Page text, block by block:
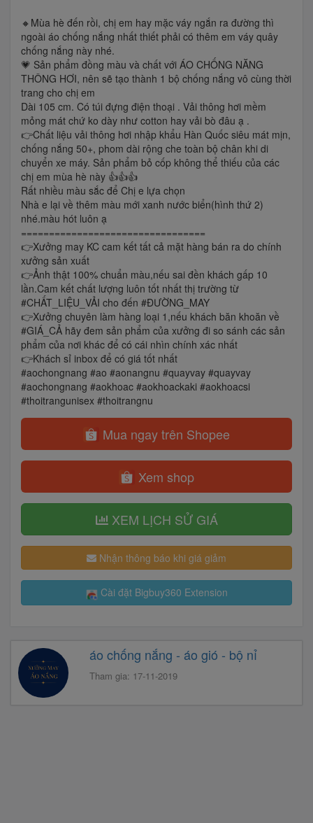
🔸Mùa hè đến rồi, chị em hay mặc váy ngắn ra đường thì
ngoài áo chống nắng nhất thiết phải có thêm em váy quây
chống nắng này nhé.
💗 Sản phẩm đồng màu và chất với ÁO CHỐNG NĂNG
THÔNG HƠI, nên sẽ tạo thành 1 bộ chống nắng vô cùng thời
trang cho chị em
Dài 105 cm. Có túi đựng điện thoại . Vải thông hơi mềm
mỏng mát chứ ko dày như cotton hay vải bò đâu ạ .
👉Chất liệu vải thông hơi nhập khẩu Hàn Quốc siêu mát mịn,
chống nắng 50+, phom dài rộng che toàn bộ chân khi di
chuyển xe máy. Sản phẩm bỏ cốp không thể thiếu của các
chị em mùa hè này 👍👍👍
Rất nhiều màu sắc để Chị e lựa chọn
Nhà e lại về thêm màu mới xanh nước biển(hình thứ 2)
nhé.màu hót luôn ạ
=================================
👉Xưởng may KC cam kết tất cả mặt hàng bán ra do chính
xưởng sản xuất
👉Ảnh thật 100% chuẩn màu,nếu sai đền khách gấp 10
lần.Cam kết chất lượng luôn tốt nhất thị trường từ
#CHẤT_LIỆU_VẢI cho đến #ĐƯỜNG_MAY
👉Xưởng chuyên làm hàng loại 1,nếu khách băn khoăn về
#GIÁ_CẢ hãy đem sản phẩm của xưởng đi so sánh các sản
phẩm của nơi khác để có cái nhìn chính xác nhất
👉Khách sỉ inbox để có giá tốt nhất
#aochongnang #ao #aonangnu #quayvay #quayvay
#aochongnang #aokhoac #aokhoackaki #aokhoacsi
#thoitrangunisex #thoitrangnu
Mua ngay trên Shopee
Xem shop
XEM LỊCH SỬ GIÁ
Nhận thông báo khi giá giảm
Cài đặt Bigbuy360 Extension
áo chống nắng - áo gió - bộ nỉ
Tham gia: 17-11-2019